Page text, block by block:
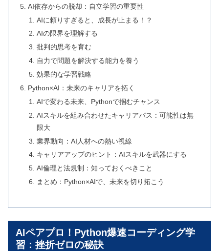
AI依存からの脱却：自立学習の重要性
AIに頼りすぎると、成長が止まる！？
AIの限界を理解する
批判的思考を育む
自力で問題を解決する能力を養う
効果的な学習戦略
Python×AI：未来のキャリアを拓く
AIで変わる未来、Pythonで掴むチャンス
AIスキルを組み合わせたキャリアパス：可能性は無
限大
業界動向：AI人材への熱い視線
キャリアアップのヒント：AIスキルを武器にする
AI倫理と法規制：知っておくべきこと
まとめ：Python×AIで、未来を切り拓こう
AIペアプロ！Python爆速コーディング学
習：挫折ゼロの秘訣